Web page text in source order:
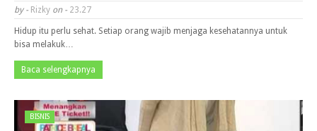
by - Rizky on - 23.27
Hidup itu perlu sehat. Setiap orang wajib menjaga kesehatannya untuk
bisa melakuk…
Baca selengkapnya
BISNIS